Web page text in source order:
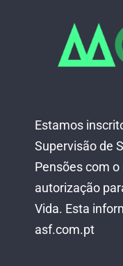
Estamos
Supervisão de
Pensões com
autorização
Vida. Esta
asf.com.pt